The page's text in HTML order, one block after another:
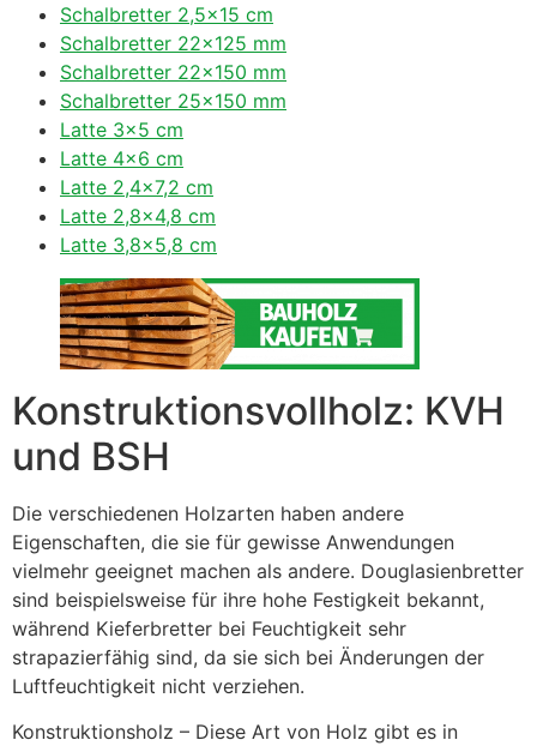
Schalbretter 2,5×15 cm
Schalbretter 22×125 mm
Schalbretter 22×150 mm
Schalbretter 25×150 mm
Latte 3×5 cm
Latte 4×6 cm
Latte 2,4×7,2 cm
Latte 2,8×4,8 cm
Latte 3,8×5,8 cm
Konstruktionsvollholz: KVH
und BSH
Die verschiedenen Holzarten haben andere
Eigenschaften, die sie für gewisse Anwendungen
vielmehr geeignet machen als andere. Douglasienbretter
sind beispielsweise für ihre hohe Festigkeit bekannt,
während Kieferbretter bei Feuchtigkeit sehr
strapazierfähig sind, da sie sich bei Änderungen der
Luftfeuchtigkeit nicht verziehen.
Konstruktionsholz – Diese Art von Holz gibt es in